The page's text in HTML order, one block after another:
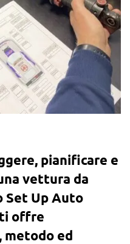
pianificare e
vettura da
Set Up Auto
ti offre
metodo ed